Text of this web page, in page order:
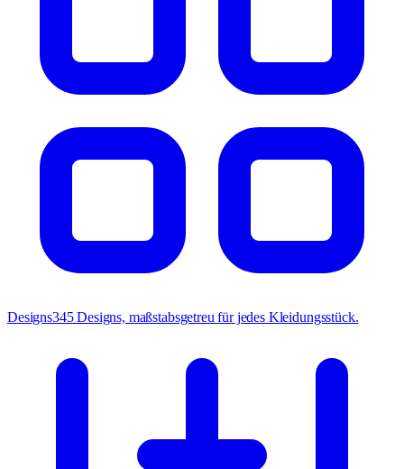
Designs345 Designs, maßstabsgetreu für jedes Kleidungsstück.